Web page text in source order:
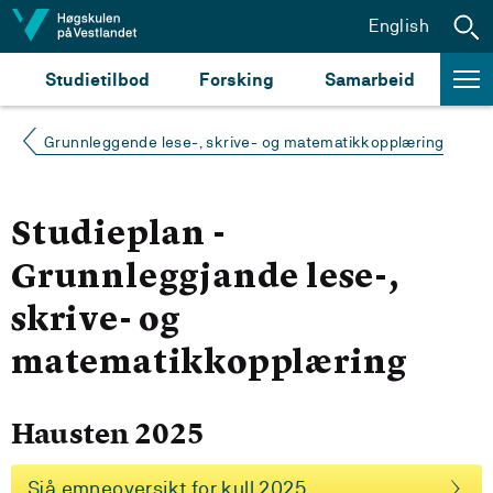
Hopp til innhald
Studietilbod Forsking Samarbeid
English
Grunnleggende lese-, skrive- og matematikkopplæring
Studieplan -
Grunnleggjande lese-,
skrive- og
matematikkopplæring
Hausten 2025
Sjå emneoversikt for kull 2025